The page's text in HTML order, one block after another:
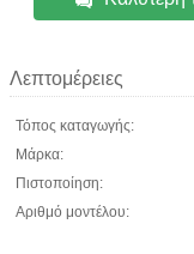
Λεπτομέρειες
Τόπος καταγωγής:
Μάρκα:
Πιστοποίηση:
Αριθμό μοντέλου: